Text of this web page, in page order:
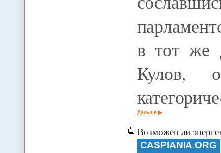
в тот же
Кулов,
Дальше
Возможен ли
CASPIANIA.ORG